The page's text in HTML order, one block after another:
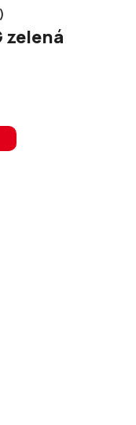
zelená